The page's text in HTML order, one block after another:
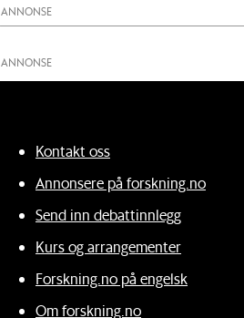
ANNONSE
ANNONSE
Kontakt oss
Annonsere på forskning.no
Send inn debattinnlegg
Kurs og arrangementer
Forskning.no på engelsk
Om forskning.no